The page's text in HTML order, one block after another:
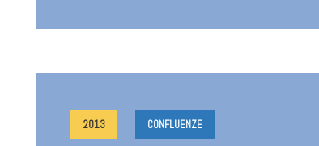
2013 CONFLUENZE